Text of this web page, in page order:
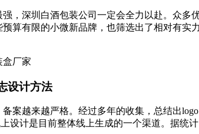
，深圳白酒包装公司一定会全力以赴。众
预算有限的小微新品牌，也筛选出了相对有
设计方法
案越来越严格。经过多年的收集，总结出
设计是目前整体线上生成的一个渠道。据统